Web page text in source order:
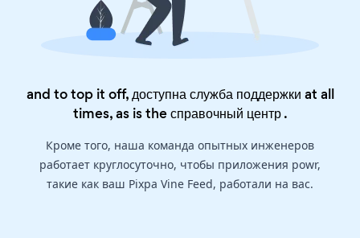
and to top it off, доступна служба поддержки at all
times, as is theсправочный центр.
Кроме того, наша команда опытных инженеров
работает круглосуточно, чтобы приложения powr,
такие как ваш Pixpa Vine Feed, работали на вас.